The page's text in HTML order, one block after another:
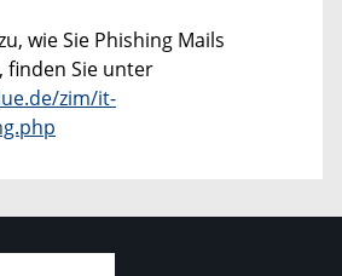
wie Sie Phishing Mails
finden Sie unter
zim/it-